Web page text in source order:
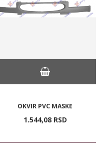
OKVIR PVC MASKE
1.544,08 RSD